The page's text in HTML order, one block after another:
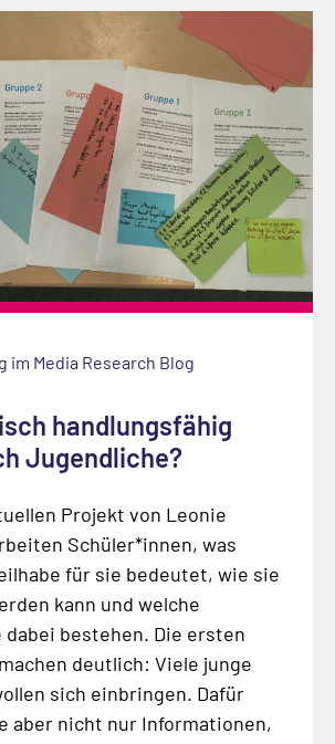
im Media Research Blog
handlungsfähig
Jugendliche?
Projekt von Leonie
Schüler*innen, was
für sie bedeutet, wie sie
kann und welche
dabei bestehen. Die ersten
deutlich: Viele junge
sich einbringen. Dafür
aber nicht nur Informationen,